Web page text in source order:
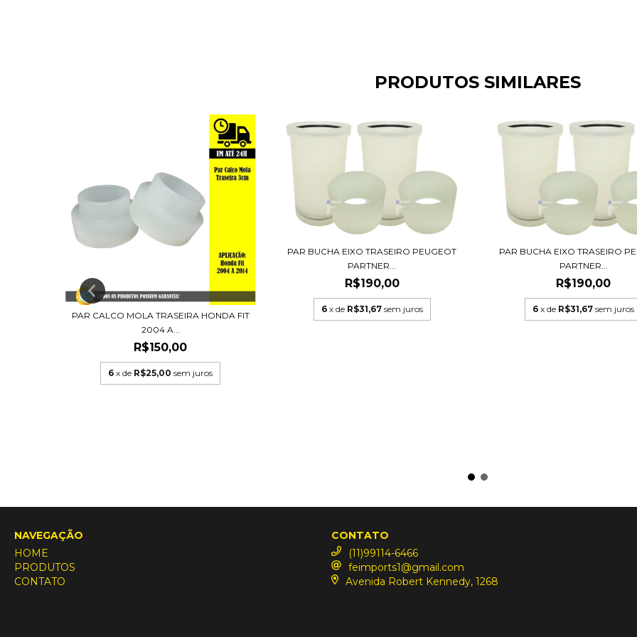
PRODUTOS SIMILARES
PAR CALCO MOLA TRASEIRA HONDA FIT
2004 A...
R$150,00
6 x de R$25,00 sem juros
PAR BUCHA EIXO TRASEIRO PEUGEOT
PARTNER...
R$190,00
6 x de R$31,67 sem juros
PAR BUCHA EIXO TRASEIRO
PARTNER...
R$190,00
6 x de R$31,67 sem juros
NAVEGAÇÃO
HOME
PRODUTOS
CONTATO
CONTATO
(11)99114-6466
feimports1@gmail.com
Avenida Robert Kennedy, 1268